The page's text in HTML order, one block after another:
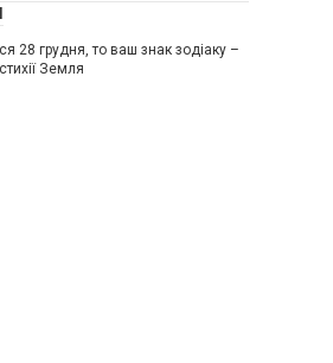
28 грудня, то ваш знак зодіаку –
Земля